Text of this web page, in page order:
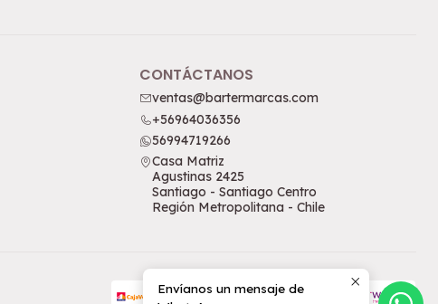
CONTÁCTANOS
ventas@bartermarcas.com
+56964036356
56994719266
Casa Matriz
Agustinas 2425
Santiago - Santiago Centro
Región Metropolitana - Chile
Envíanos un mensaje de